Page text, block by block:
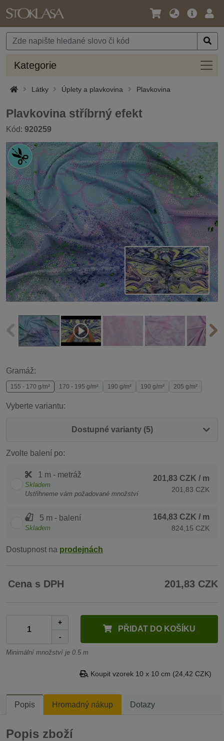
Jazyk
Měna
Hlavní
Kategorie
Látky Úplety a plavkovina Plavkovina
Plavkovina stříbrný efekt
Kód: 920259
Gramáž:
155 - 170 g/m² 170 - 195 g/m² 190 g/m² 190 g/m² 205 g/m²
Vyberte variantu:
Dostupné varianty (5)
Zvolte balení po:
1 m - metráž
Skladem
Ustřihneme vám požadované množství
201,83 CZK / m
201,83 CZK
5 m - balení
Skladem
164,83 CZK / m
824,15 CZK
Dostupnost na prodejnách
Cena s DPH 201,83 CZK
+
-
PŘIDAT DO KOŠÍKU
Minimální množství je 0.5 m
Koupit vzorek 10 x 10 cm (24,42 CZK)
Popis Hromadný nákup Dotazy
Popis zboží